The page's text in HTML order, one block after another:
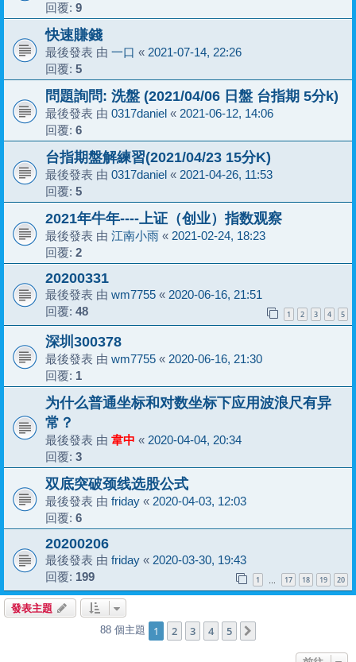
回覆: 9
快速賺錢
最後發表 由 一口 « 2021-07-14, 22:26
回覆: 5
問題詢問: 洗盤 (2021/04/06 日盤 台指期 5分k)
最後發表 由 0317daniel « 2021-06-12, 14:06
回覆: 6
台指期盤解練習(2021/04/23 15分K)
最後發表 由 0317daniel « 2021-04-26, 11:53
回覆: 5
2021年牛年----上证（创业）指数观察
最後發表 由 江南小雨 « 2021-02-24, 18:23
回覆: 2
20200331
最後發表 由 wm7755 « 2020-06-16, 21:51
回覆: 48 1 2 3 4 5
深圳300378
最後發表 由 wm7755 « 2020-06-16, 21:30
回覆: 1
为什么普通坐标和对数坐标下应用波浪尺有异
常？
最後發表 由 韋中 « 2020-04-04, 20:34
回覆: 3
双底突破颈线选股公式
最後發表 由 friday « 2020-04-03, 12:03
回覆: 6
20200206
最後發表 由 friday « 2020-03-30, 19:43
回覆: 199 1 … 17 18 19 20
發表主題
88 個主題 1 2 3 4 5